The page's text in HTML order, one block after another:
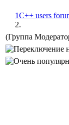
1С++ users
2.
(Группа